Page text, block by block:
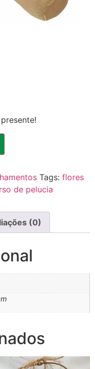
Tags: flores
de pelucia
(0)